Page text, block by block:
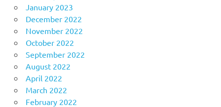
January 2023
December 2022
November 2022
October 2022
September 2022
August 2022
April 2022
March 2022
February 2022